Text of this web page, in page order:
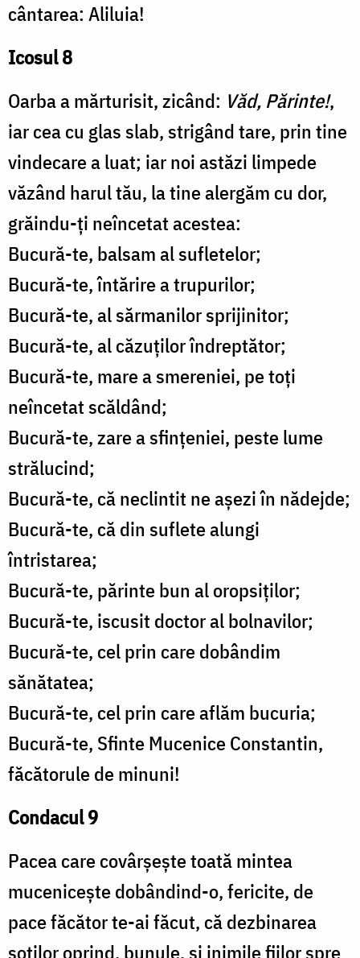
cântarea: Aliluia!
Icosul 8
Oarba a mărturisit, zicând: Văd, Părinte!,
iar cea cu glas slab, strigând tare, prin tine
vindecare a luat; iar noi astăzi limpede
văzând harul tău, la tine alergăm cu dor,
grăindu-ți neîncetat acestea:
Bucură-te, balsam al sufletelor;
Bucură-te, întărire a trupurilor;
Bucură-te, al sărmanilor sprijinitor;
Bucură-te, al căzuților îndreptător;
Bucură-te, mare a smereniei, pe toți
neîncetat scăldând;
Bucură-te, zare a sfințeniei, peste lume
strălucind;
Bucură-te, că neclintit ne așezi în nădejde;
Bucură-te, că din suflete alungi
întristarea;
Bucură-te, părinte bun al oropsiților;
Bucură-te, iscusit doctor al bolnavilor;
Bucură-te, cel prin care dobândim
sănătatea;
Bucură-te, cel prin care aflăm bucuria;
Bucură-te, Sfinte Mucenice Constantin,
făcătorule de minuni!
Condacul 9
Pacea care covârșește toată mintea
mucenicește dobândind-o, fericite, de
pace făcător te-ai făcut, că dezbinarea
soților oprind, bunule, și inimile fiilor spre